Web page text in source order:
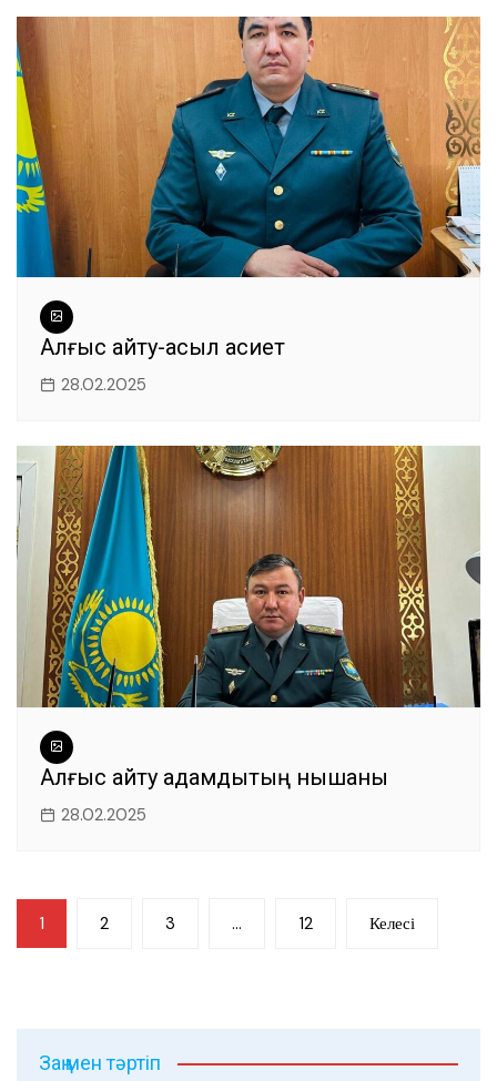
Алғыс айту-асыл қасиет
28.02.2025
Алғыс айту адамдықтың нышаны
28.02.2025
Жазбалар
навигациясы
1 2 3 … 12 Келесі
Заң мен тәртіп